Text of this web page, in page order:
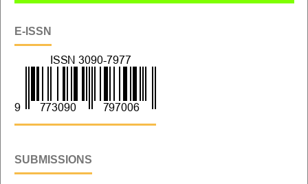
E-ISSN
SUBMISSIONS